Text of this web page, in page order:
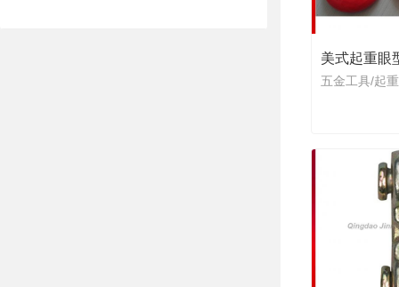
美式起重眼
五金工具/起